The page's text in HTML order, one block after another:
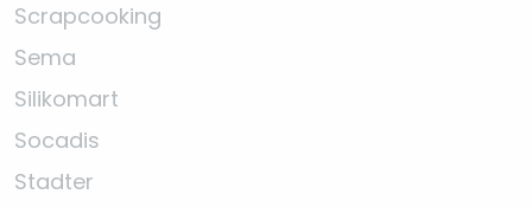
Scrapcooking
Sema
Silikomart
Socadis
Stadter